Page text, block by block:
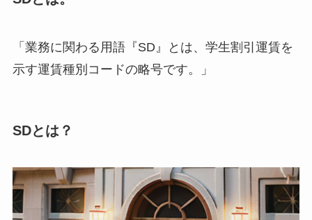
「業務に関わる用語『SD』とは、学生割引運賃を
示す運賃種別コードの略号です。」
SDとは？